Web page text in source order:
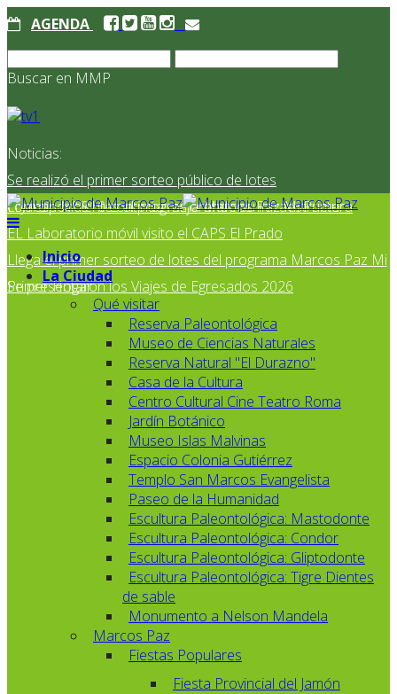
AGENDA
Buscar en MMP
Noticias:
Se realizó el primer sorteo público de lotes
correspondientes al programa Marcos Paz Mi Primer
El Jardín N° 910 continúa mejorando su infraestructura
EL Laboratorio móvil visito el CAPS El Prado
Llega el primer sorteo de lotes del programa Marcos Paz Mi
Primer Hogar
Se presentaron los Viajes de Egresados 2026
Inicio
La Ciudad
Qué visitar
Reserva Paleontológica
Museo de Ciencias Naturales
Reserva Natural "El Durazno"
Casa de la Cultura
Centro Cultural Cine Teatro Roma
Jardín Botánico
Museo Islas Malvinas
Espacio Colonia Gutiérrez
Templo San Marcos Evangelista
Paseo de la Humanidad
Escultura Paleontológica: Mastodonte
Escultura Paleontológica: Condor
Escultura Paleontológica: Gliptodonte
Escultura Paleontológica: Tigre Dientes
de sable
Monumento a Nelson Mandela
Marcos Paz
Fiestas Populares
Fiesta Provincial del Jamón